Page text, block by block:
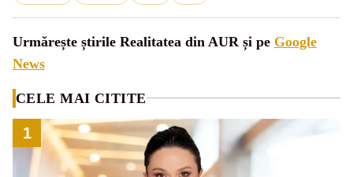
Urmărește știrile Realitatea din AUR și pe Google
News
CELE MAI CITITE
1